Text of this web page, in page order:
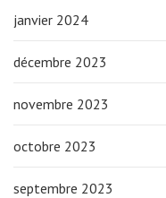
janvier 2024
décembre 2023
novembre 2023
octobre 2023
septembre 2023